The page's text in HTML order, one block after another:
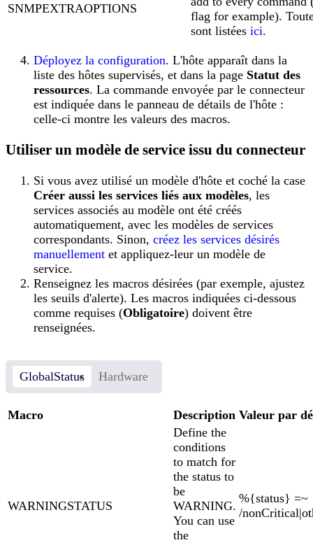
SNMPEXTRAOPTIONS
flag for example).
sont listées ici.
Déployez la configuration. L'hôte apparaît dans la
liste des hôtes supervisés, et dans la page Statut des
ressources. La commande envoyée par le connecteur
est indiquée dans le panneau de détails de l'hôte :
celle-ci montre les valeurs des macros.
Utiliser un modèle de service issu du connecteur
Si vous avez utilisé un modèle d'hôte et coché la case
Créer aussi les services liés aux modèles, les
services associés au modèle ont été créés
automatiquement, avec les modèles de services
correspondants. Sinon, créez les services désirés
manuellement et appliquez-leur un modèle de
service.
Renseignez les macros désirées (par exemple, ajustez
les seuils d'alerte). Les macros indiquées ci-dessous
comme requises (Obligatoire) doivent être
renseignées.
GlobalStatus Hardware
Macro Description Valeur par
WARNINGSTATUS
Define the
conditions
to match for
the status to
be
WARNING.
You can use
the
%{status} =~
/